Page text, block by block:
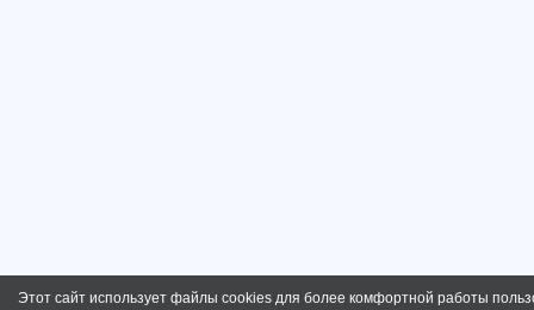
Этот сайт использует файлы cookies для более комфортной работы